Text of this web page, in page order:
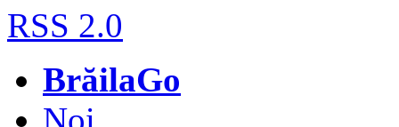
RSS 2.0
BrăilaGo
Noi